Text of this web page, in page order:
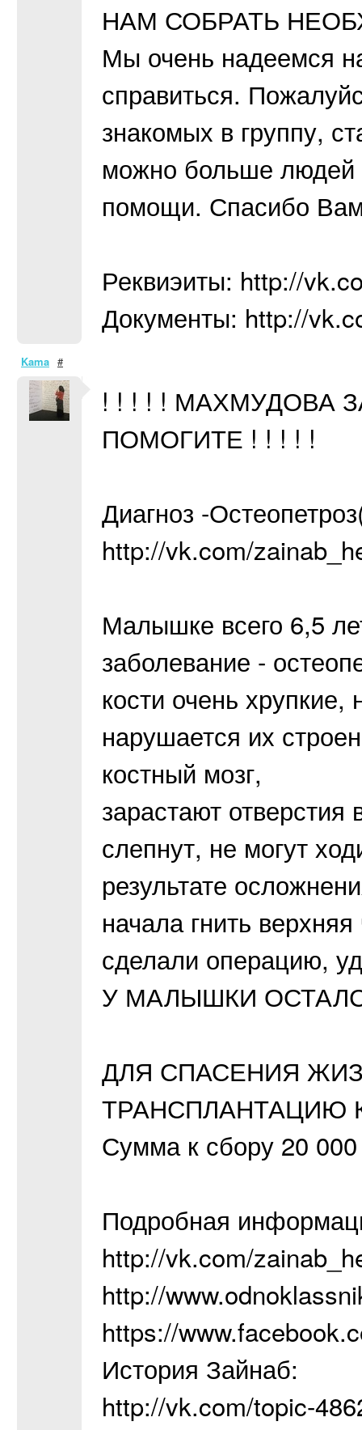
НАМ СОБРАТЬ
Мы очень надеемся
справиться.
знакомых в группу,
можно больше людей
помощи. Спасибо
Реквиэиты: http://
Документы: http://
Kama #
! ! ! ! ! МАХМУДОВА
ПОМОГИТЕ ! ! ! ! !
Диагноз -
http://vk.com/
Малышке всего 6,5
заболевание -
кости очень
нарушается их
костный мозг,
зарастают отверстия
слепнут, не могут
результате
начала гнить
сделали операцию,
У МАЛЫШКИ
ДЛЯ СПАСЕНИЯ
ТРАНСПЛАНТАЦИЮ
Сумма к сбору 20
Подробная
http://vk.com/
http://
https://
История Зайнаб:
http://vk.com/topic-